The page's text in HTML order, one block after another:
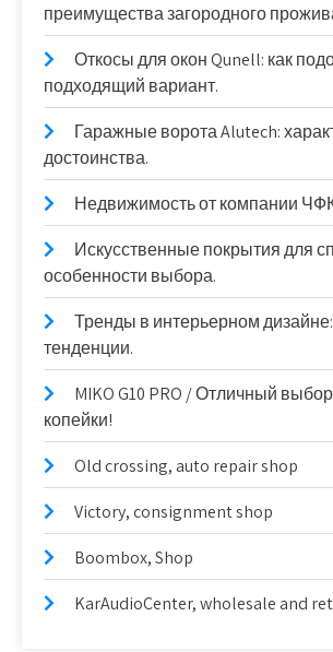
преимущества загородного
Откосы для окон Qunell: как
подходящий вариант.
Гаражные ворота Alutech:
достоинства.
Недвижимость от компании
Искусственные покрытия для
особенности выбора.
Тренды в интерьерном
тенденции.
MIKO G10 PRO / Отличный выбор
копейки!
Old crossing, auto repair shop
Victory, consignment shop
Boombox, Shop
KarAudioCenter, wholesale and